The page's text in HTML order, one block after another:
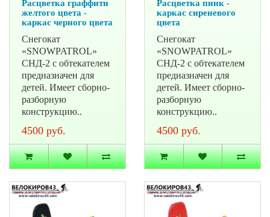
Расцветка граффити
желтого цвета -
каркас черного цвета
Снегокат
«SNOWPATROL»
СНД-2 с обтекателем
предназначен для
детей. Имеет сборно-
разборную
конструкцию..
4500 руб.
Расцветка пинк -
каркас сиреневого
цвета
Снегокат
«SNOWPATROL»
СНД-2 с обтекателем
предназначен для
детей. Имеет сборно-
разборную
конструкцию..
4500 руб.